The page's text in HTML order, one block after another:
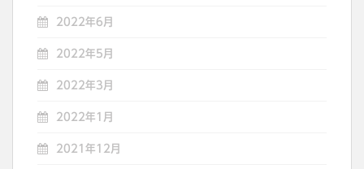
2022年6月
2022年5月
2022年3月
2022年1月
2021年12月